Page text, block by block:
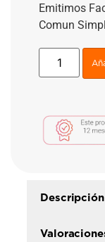
Emitimos
Comun
Descripción